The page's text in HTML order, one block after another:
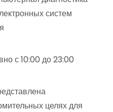
систем
с 10:00 до 23:00
целях для